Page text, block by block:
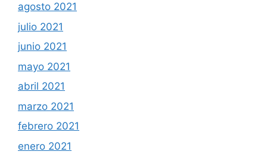
agosto 2021
julio 2021
junio 2021
mayo 2021
abril 2021
marzo 2021
febrero 2021
enero 2021